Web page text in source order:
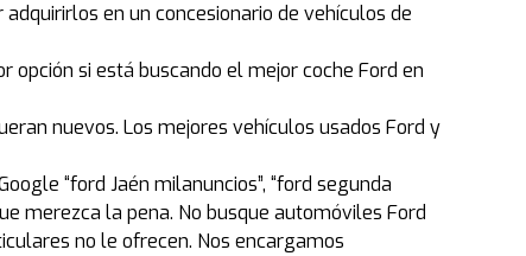
en un concesionario de vehículos de
opción si está buscando el mejor coche Ford en
nuevos. Los mejores vehículos usados Ford y
“ford Jaén milanuncios”, “ford segunda
merezca la pena. No busque automóviles Ford
no le ofrecen. Nos encargamos